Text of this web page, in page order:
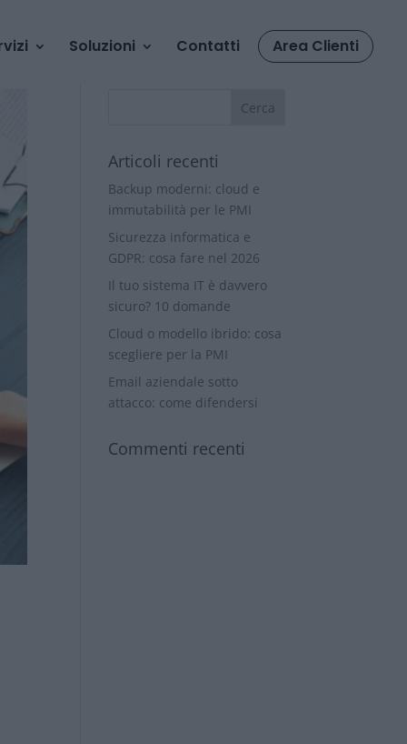
Soluzioni Contatti Area Clienti
Articoli recenti
Backup moderni: cloud e
immutabilità per le PMI
Sicurezza informatica e
GDPR: cosa fare nel 2026
Il tuo sistema IT è davvero
sicuro? 10 domande
Cloud o modello ibrido: cosa
scegliere per la PMI
Email aziendale sotto
attacco: come difendersi
Commenti recenti